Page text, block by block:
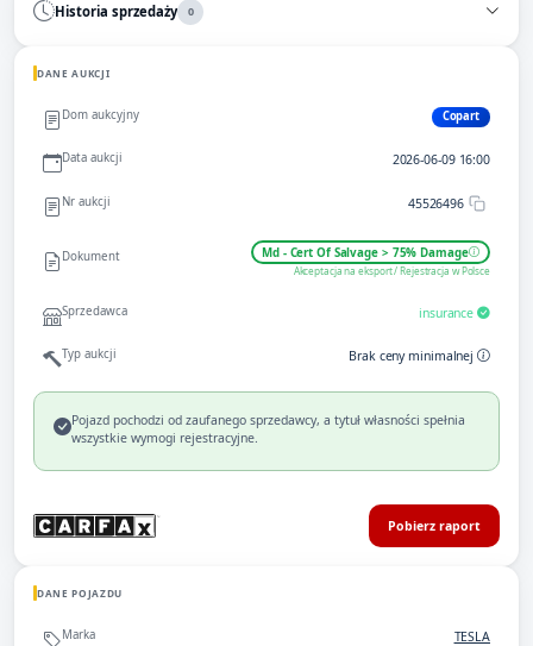
Historia sprzedaży 0
DANE AUKCJI
Dom aukcyjny Copart
Data aukcji 2026-06-09 16:00
Nr aukcji 45526496
Dokument Md - Cert Of Salvage > 75% Damage
Akceptacja na eksport / Rejestracja w Polsce
Sprzedawca insurance
Typ aukcji Brak ceny minimalnej
Pojazd pochodzi od zaufanego sprzedawcy, a tytuł własności spełnia
wszystkie wymogi rejestracyjne.
Pobierz raport
DANE POJAZDU
Marka TESLA